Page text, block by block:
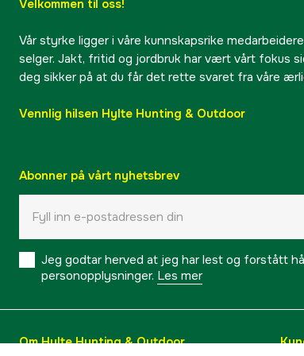
Velkommen til oss!
Vår styrke ligger i våre kunnskapsrike
selger. Jakt, fritid og jordbruk har vært vårt fokus
deg sikker på at du får det rette svaret fra våre
Vennlig hilsen Hylte Hunting & Outdoor
Abonner på vårt nyhetsbrev
Jeg godtar herved at jeg har lest og forstått
personopplysninger. Les mer
Om Hylte Hunting & Outdoor